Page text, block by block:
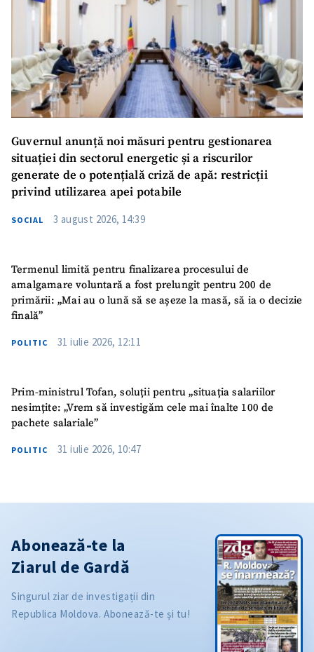
Guvernul anunță noi măsuri pentru gestionarea
situației din sectorul energetic și a riscurilor
generate de o potențială criză de apă: restricții
privind utilizarea apei potabile
SOCIAL 3 august 2026, 14:39
Termenul limită pentru finalizarea procesului de
amalgamare voluntară a fost prelungit pentru 200 de
primării: „Mai au o lună să se așeze la masă, să ia o decizie
finală”
POLITIC 31 iulie 2026, 12:11
Prim-ministrul Tofan, soluții pentru „situația salariilor
nesimțite: „Vrem să investigăm cele mai înalte 100 de
pachete salariale”
POLITIC 31 iulie 2026, 10:47
Abonează-te la
Ziarul de Gardă
Singurul ziar de investigații din
Republica Moldova. Abonează-te și tu!